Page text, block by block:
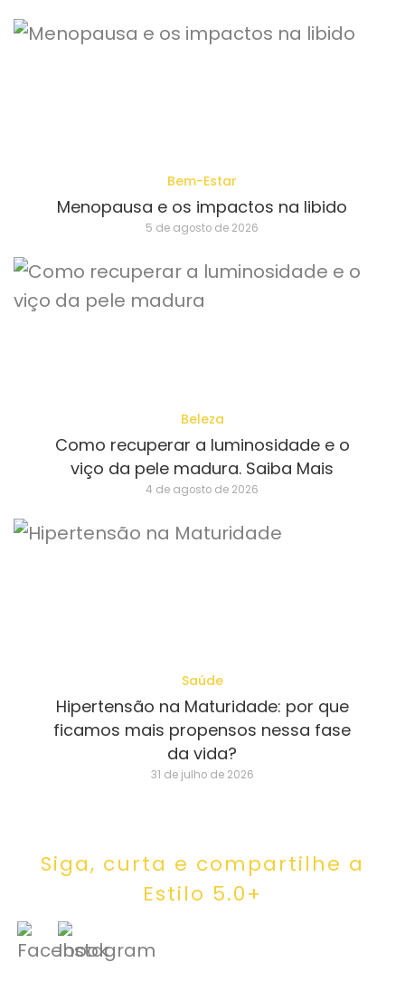
Bem-Estar
Menopausa e os impactos na libido
5 de agosto de 2026
Beleza
Como recuperar a luminosidade e o
viço da pele madura. Saiba Mais
4 de agosto de 2026
Saúde
Hipertensão na Maturidade: por que
ficamos mais propensos nessa fase
da vida?
31 de julho de 2026
Siga, curta e compartilhe a
Estilo 5.0+